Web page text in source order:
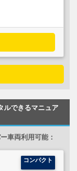
できるマニュア
車両利用可能：
コンパクト